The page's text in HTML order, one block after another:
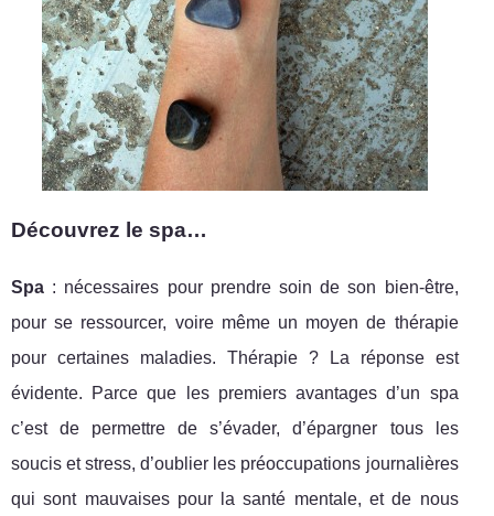
Découvrez le spa…
Spa : nécessaires pour prendre soin de son bien-être,
pour se ressourcer, voire même un moyen de thérapie
pour certaines maladies. Thérapie ? La réponse est
évidente. Parce que les premiers avantages d’un spa
c’est de permettre de s’évader, d’épargner tous les
soucis et stress, d’oublier les préoccupations journalières
qui sont mauvaises pour la santé mentale, et de nous